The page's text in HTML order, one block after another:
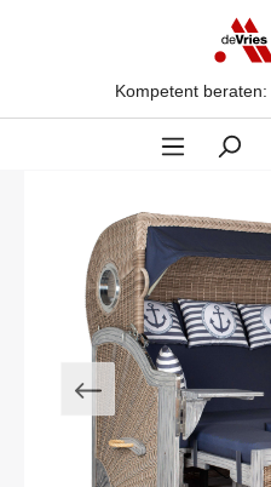
Kompetent beraten: